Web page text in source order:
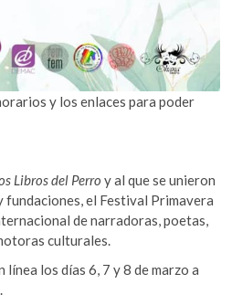
y los enlaces para poder
Libros del Perro y al que se unieron
el Festival Primavera
de narradoras, poetas,
culturales.
los días 6, 7 y 8 de marzo a